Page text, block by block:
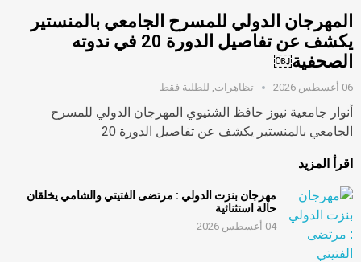
المهرجان الدولي للمسرح الجامعي بالمنستير
يكشف عن تفاصيل الدورة 20 في ندوته
الصحفية￼
06 أغسطس 2026 تظاهرات للطلبة فقط
أنوار جامعية نيوز حافظ الشتيوي المهرجان الدولي للمسرح
الجامعي بالمنستير يكشف عن تفاصيل الدورة 20
اقرأ المزيد
مهرجان بنزت الدولي : مرتضى الفتيتي والشامي يخلقان
حالة استثنائية
04 أغسطس 2026